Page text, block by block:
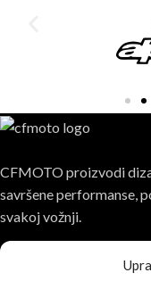
CFMOTO proizvodi
savršene performanse,
svakoj vožnji.